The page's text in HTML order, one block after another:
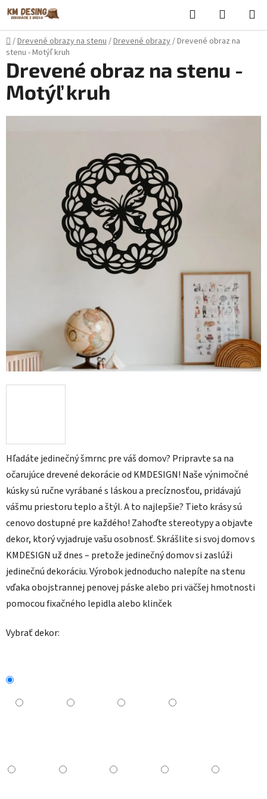
Prejsť
na
obsah
Hľadať
KOŠÍK
Domov
/Drevené obrazy na stenu/Drevené obrazy/Drevené obraz na
stenu - Motýľ kruh
Hľadáte jedinečný šmrnc pre váš domov? Pripravte sa na
očarujúce drevené dekorácie od KMDESIGN! Naše výnimočné
kúsky sú ručne vyrábané s láskou a precíznosťou, pridávajú
vášmu priestoru teplo a štýl. A to najlepšie? Tieto krásy sú
cenovo dostupné pre každého! Zahoďte stereotypy a objavte
dekor, ktorý vyjadruje vašu osobnosť. Skrášlite si svoj domov s
KMDESIGN už dnes – pretože jedinečný domov si zaslúži
jedinečnú dekoráciu.Výrobok jednoducho nalepíte na stenu
vďaka obojstrannej penovej páske alebo pri väčšej hmotnosti
pomocou fixačného lepidla alebo klinček
Vybrať dekor:
Drevené obraz na stenu -
Motýľ kruh